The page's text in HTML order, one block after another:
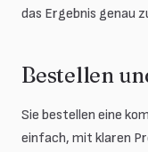
das Ergebnis genau
Bestellen
Sie bestellen eine
einfach, mit klaren